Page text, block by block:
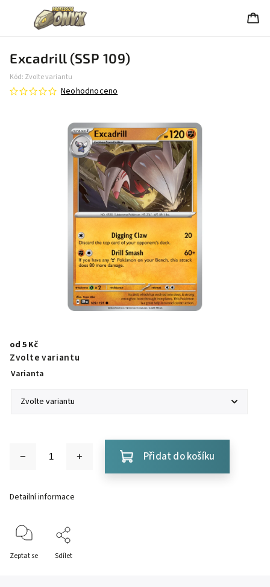
Excadrill (SSP 109)
Kód: Zvolte variantu
Neohodnoceno
od 5 Kč
Zvolte variantu
Varianta
Přidat do košíku
Detailní informace
Zeptat se Sdílet